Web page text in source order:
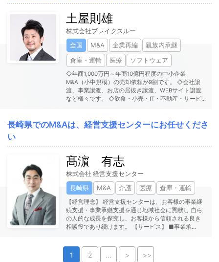
土屋則雄
株式会社ブレイクスルー
全国
M&A 企業再編
親族内承継
倉庫・運輸
医療 ソフトウェア
◇年商1,000万円～年商10億円程度の中小企業
M&A（小中規模）の売却依頼が9割です。 ◇会社譲
渡、事業譲渡、お店の居抜き譲渡、WEBサイト譲渡
など様々です。 ◇飲食・小売・IT・不動産・サービ...
長崎県でのM&Aは、経営支援センターにお任せくださ
い
髙濵 有志
株式会社 経営支援センター
長崎県
M&A 介護 医療 倉庫・運輸
【経営理念】 経営支援センターは、お客様の事業継
続支援・事業承継支援を通じ地域社会に貢献し 自ら
の人的な成長を探究し、お客様から信頼される良き
相談役であり続けます。 【サービス】 ■事業承...
1 2 ... > >>